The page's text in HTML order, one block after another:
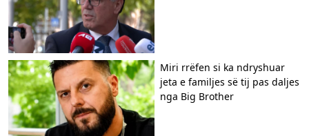
Miri rrëfen si ka ndryshuar
jeta e familjes së tij pas daljes
nga Big Brother